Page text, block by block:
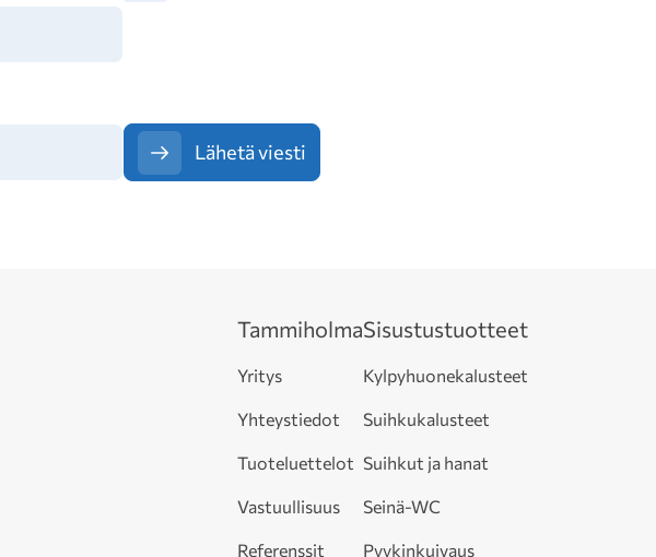
Lähetä viesti
Tammiholma
Yritys
Yhteystiedot
Tuoteluettelot
Vastuullisuus
Referenssit
Sisustustuotteet
Kylpyhuonekalusteet
Suihkukalusteet
Suihkut ja hanat
Seinä-WC
Pyykinkuivaus